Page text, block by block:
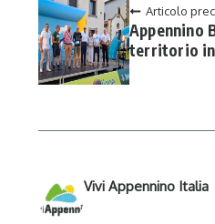
Articolo
Appennino
territorio
Vivi Appennino Italia